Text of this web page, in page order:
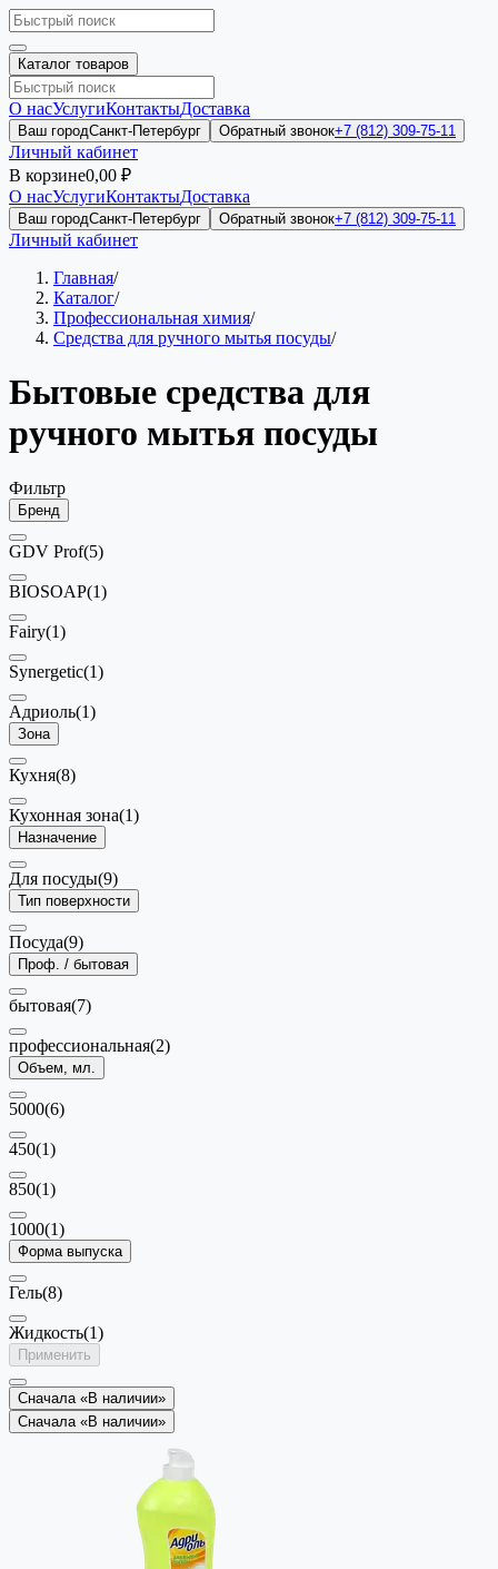
Каталог товаров
О насУслугиКонтактыДоставка
Ваш городСанкт-Петербург Обратный звонок+7 (812) 309-75-11
Личный кабинет
В корзине0,00 ₽
О насУслугиКонтактыДоставка
Ваш городСанкт-Петербург Обратный звонок+7 (812) 309-75-11
Личный кабинет
Главная/
Каталог/
Профессиональная химия/
Средства для ручного мытья посуды/
Бытовые средства для
ручного мытья посуды
Фильтр
Бренд
GDV Prof(5)
BIOSOAP(1)
Fairy(1)
Synergetic(1)
Адриоль(1)
Зона
Кухня(8)
Кухонная зона(1)
Назначение
Для посуды(9)
Тип поверхности
Посуда(9)
Проф. / бытовая
бытовая(7)
профессиональная(2)
Объем, мл.
5000(6)
450(1)
850(1)
1000(1)
Форма выпуска
Гель(8)
Жидкость(1)
Применить
Сначала «В наличии»
Сначала «В наличии»